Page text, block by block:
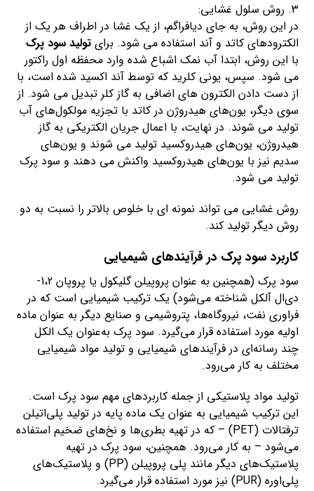
3. روش سلول غشایی:
در این روش، به جای دیافراگم، از یک غشا در اطراف هر یک از
الکترودهای کاتد و آند استفاده می شود. برایتولید سود پرک
با این روش، ابتدا آب نمک اشباع شده وارد محفظه اول راکتور
می شود. سپس، یونی کلرید که توسط آند اکسید شده است، با
از دست دادن الکترون های اضافی به گاز کلر تبدیل می شود. از
سوی دیگر، یون‌های هیدروژن در کاتد با تجزیه مولکول‌های آب
تولید می شوند. در نهایت، با اعمال جریان الکتریکی به گاز
هیدروژن، یون‌های هیدروکسید تولید می شوند و یون‌های
سدیم نیز با یون‌های هیدروکسید واکنش می دهند و سود پرک
تولید می شود.
روش غشایی می تواند نمونه ای با خلوص بالاتر را نسبت به دو
روش دیگر تولید کند.
کاربرد سود پرک در فرآیندهای شیمیایی
سود پرک (همچنین به عنوان پروپیلن گلیکول یا پروپان 1،2-
دی‌ال آلکل شناخته می‌شود) یک ترکیب شیمیایی است که در
فراوری نفت، نیروگاه‌ها، پتروشیمی و صنایع دیگر به عنوان ماده
اولیه مورد استفاده قرار می‌گیرد. سود پرک به‌عنوان یک الکل
چند رسانه‌ای در فرآیندهای شیمیایی و تولید مواد شیمیایی
مختلف به کار می‌رود.
تولید مواد پلاستیکی از جمله کاربردهای مهم سود پرک است.
این ترکیب شیمیایی به عنوان یک ماده پایه در تولید پلی‌اتیلن
ترفتالات (PET) – که در تهیه بطری‌ها و نخ‌های ضخیم استفاده
می‌شود – به کار می‌رود. همچنین، سود پرک در تهیه
پلاستیک‌های دیگر مانند پلی پروپیلن (PP) و پلاستیک‌های
پلی‌اوره (PUR) نیز مورد استفاده قرار می‌گیرد.